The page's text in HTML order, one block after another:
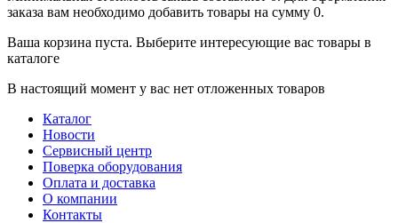
заказа вам необходимо добавить товары на сумму 0.
Ваша корзина пуста. Выберите интересующие вас товары в
каталоге
В настоящий момент у вас нет отложенных товаров
Каталог
Новости
Сервисный центр
Поверка оборудования
Оплата и доставка
О компании
Контакты